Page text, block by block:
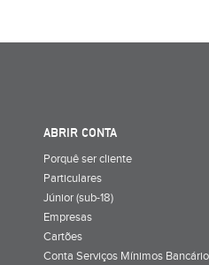
ABRIR CONTA
Porquê ser cliente
Particulares
Júnior (sub-18)
Empresas
Cartões
Conta Serviços Mínimos